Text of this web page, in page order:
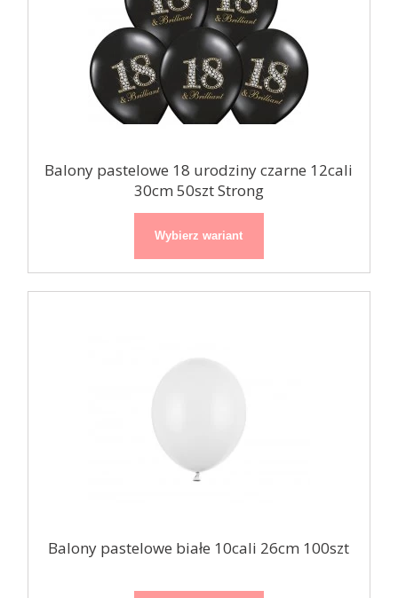
Balony pastelowe 18 urodziny czarne 12cali
30cm 50szt Strong
Wybierz wariant
Balony pastelowe białe 10cali 26cm 100szt